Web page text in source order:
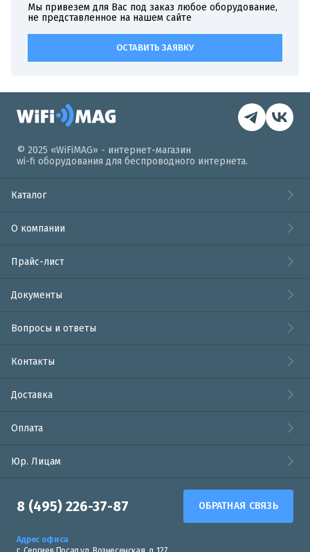
Мы привезем для Вас под заказ любое оборудование,
не представленное на нашем сайте
ОСТАВИТЬ ЗАЯВКУ
© 2025 «WiFiMAG» - интернет-магазин
wi-fi оборудования для беспроводного интернета.
Каталог
О компании
Прайс-лист
Документы
Вопросы и ответы
Контакты
Доставка
Оплата
Юр. Лицам
8 (495) 226-37-87 ОБРАТНАЯ СВЯЗЬ
Адрес офиса